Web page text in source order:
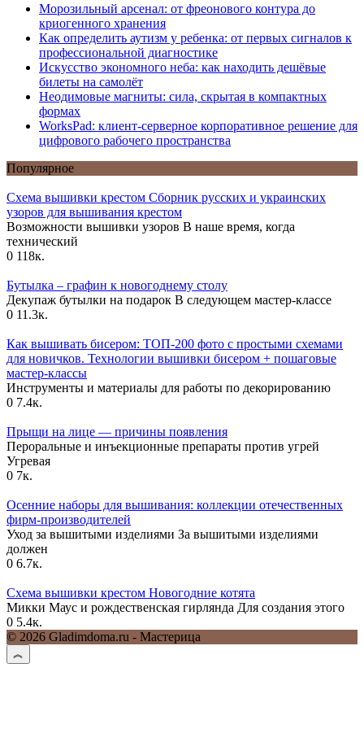
Морозильный арсенал: от фреонового контура до
криогенного хранения
Как определить аутизм у ребенка: от первых сигналов к
профессиональной диагностике
Искусство экономного неба: как находить дешёвые
билеты на самолёт
Неодимовые магниты: сила, скрытая в компактных
формах
WorksPad: клиент-серверное корпоративное решение для
цифрового рабочего пространства
Популярное
Схема вышивки крестом Сборник русских и украинских
узоров для вышивания крестом
Возможности вышивки узоров В наше время, когда
технический
0 118к.
Бутылка – графин к новогоднему столу
Декупаж бутылки на подарок В следующем мастер-классе
0 11.3к.
Как вышивать бисером: ТОП-200 фото с простыми схемами
для новичков. Технологии вышивки бисером + пошаговые
мастер-классы
Инструменты и материалы для работы по декорированию
0 7.4к.
Прыщи на лице — причины появления
Пероральные и инъекционные препараты против угрей
Угревая
0 7к.
Осенние наборы для вышивания: коллекции отечественных
фирм-производителей
Уход за вышитыми изделиями За вышитыми изделиями
должен
0 6.7к.
Схема вышивки крестом Новогодние котята
Микки Маус и рождественская гирлянда Для создания этого
0 5.4к.
© 2026 Gladimdoma.ru - Мастерица